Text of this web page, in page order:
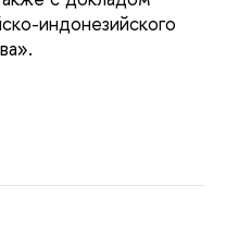
индонезийского